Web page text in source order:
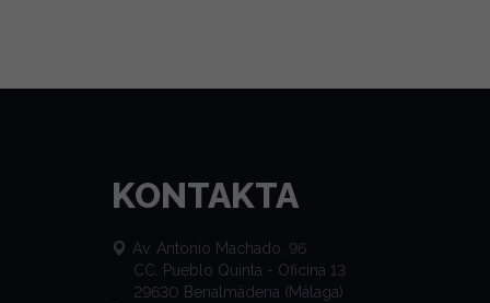
KONTAKTA
Av. Antonio Machado, 96
CC. Pueblo Quinta - Oficina 13
29630 Benalmádena (Málaga)